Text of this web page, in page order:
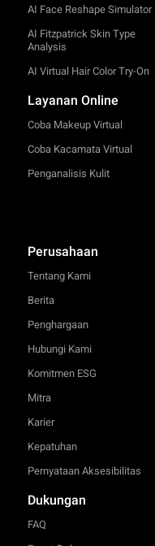
AI Face Reshape Simulator
AI Fitzpatrick Skin Type
Analysis
AI Virtual Hair Color Try-On
Layanan Online
Coba Makeup Virtual
Coba Kacamata Virtual
Penganalisis Kulit
Perusahaan
Tentang Kami
Berita
Penghargaan
Hubungi Kami
Komitmen ESG
Mitra
Karier
Kepatuhan
Pernyataan Aksesibilitas
Dukungan
FAQ